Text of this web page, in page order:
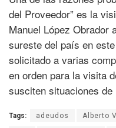
del Proveedor” es la
Manuel López Obrador
sureste del país en
solicitado a varias
en orden para la visita
susciten situaciones de
Tags: adeudos Alberto